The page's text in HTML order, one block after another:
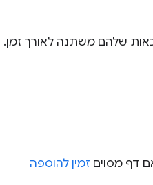
שלהם משתנה לאורך זמן.
דף מסוים זמין להוספה